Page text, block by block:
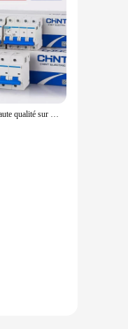
Disjoncteur de haute qualité sur rail DIN, interrupteur d'air domestique l'inventaire de montage MCB NXB-63 1P 2P 3P 4P AC 230/400V 1A-125A